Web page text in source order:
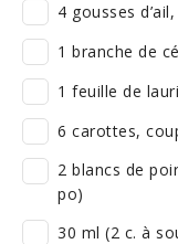
4 gousses
1 branche de
1 feuille de
6 carottes,
2 blancs de
po)
30 ml (2 c. à